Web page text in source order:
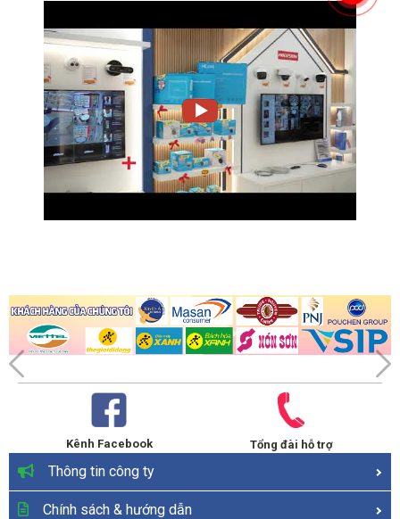
Kênh Facebook Tổng đài hỗ trợ
Thông tin công ty
Chính sách & hướng dẫn